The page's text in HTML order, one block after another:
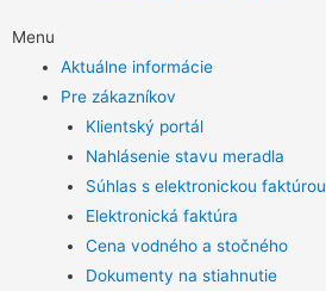
Menu
Aktuálne informácie
Pre zákazníkov
Klientský portál
Nahlásenie stavu meradla
Súhlas s elektronickou faktúrou
Elektronická faktúra
Cena vodného a stočného
Dokumenty na stiahnutie